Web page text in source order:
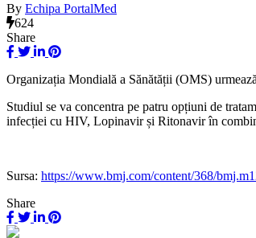
By Echipa PortalMed
624
Share
Organizația Mondială a Sănătății (OMS)
Studiul se va concentra pe patru opțiuni de
infecției cu HIV, Lopinavir și Ritonavir în
Sursa: https://www.bmj.com/content/368/
Share